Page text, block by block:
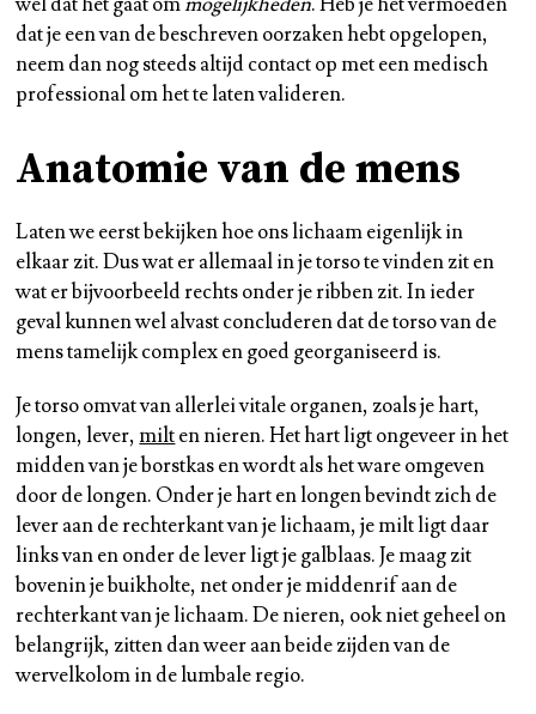
dat je een van de beschreven oorzaken hebt opgelopen,
neem dan nog steeds altijd contact op met een medisch
professional om het te laten valideren.
Anatomie van de mens
Laten we eerst bekijken hoe ons lichaam eigenlijk in
elkaar zit. Dus wat er allemaal in je torso te vinden zit en
wat er bijvoorbeeld rechts onder je ribben zit. In ieder
geval kunnen wel alvast concluderen dat de torso van de
mens tamelijk complex en goed georganiseerd is.
Je torso omvat van allerlei vitale organen, zoals je hart,
longen, lever, milten nieren. Het hart ligt ongeveer in het
midden van je borstkas en wordt als het ware omgeven
door de longen. Onder je hart en longen bevindt zich de
lever aan de rechterkant van je lichaam, je milt ligt daar
links van en onder de lever ligt je galblaas. Je maag zit
bovenin je buikholte, net onder je middenrif aan de
rechterkant van je lichaam. De nieren, ook niet geheel on
belangrijk, zitten dan weer aan beide zijden van de
wervelkolom in de lumbale regio.